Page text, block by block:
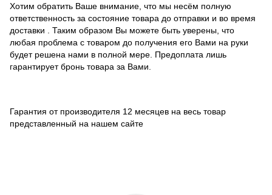
Хотим обратить Ваше внимание, что мы несём полную
ответственность за состояние товара до отправки и во время
доставки . Таким образом Вы можете быть уверены, что
любая проблема с товаром до получения его Вами на руки
будет решена нами в полной мере. Предоплата лишь
гарантирует бронь товара за Вами.
Гарантия от производителя 12 месяцев на весь товар
представленный на нашем сайте